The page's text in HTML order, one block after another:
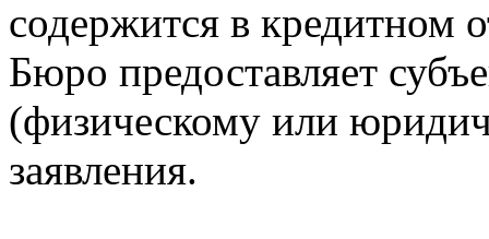
содержится в кредитном
Бюро предоставляет
(физическому или
заявления.